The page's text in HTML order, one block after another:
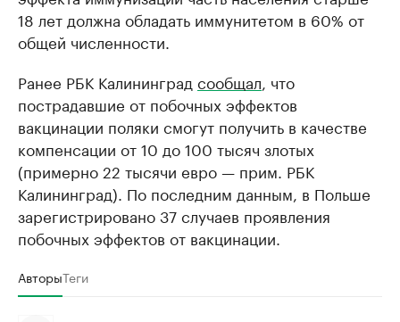
18 лет должна обладать иммунитетом в 60% от
общей численности.
Ранее РБК Калининград сообщал , что
пострадавшие от побочных эффектов
вакцинации поляки смогут получить в качестве
компенсации от 10 до 100 тысяч злотых
(примерно 22 тысячи евро — прим. РБК
Калининград). По последним данным, в Польше
зарегистрировано 37 случаев проявления
побочных эффектов от вакцинации.
АвторыТеги